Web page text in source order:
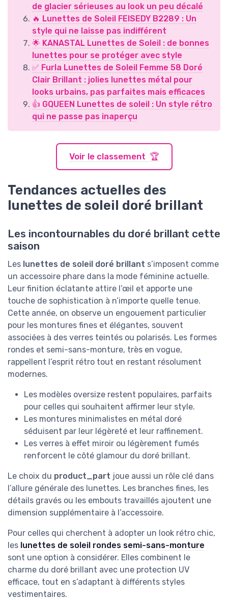
de glacier sérieuses au look un peu décalé
🔥 Lunettes de Soleil FEISEDY B2289 : Un
style qui ne laisse pas indifférent
🌟 KANASTAL Lunettes de Soleil : de bonnes
lunettes pour se protéger avec style
✅ Furla Lunettes de Soleil Femme 58 Doré
Clair Brillant : jolies lunettes métal pour
looks urbains, pas parfaites mais efficaces
👍 GQUEEN Lunettes de soleil : Un style rétro
qui ne passe pas inaperçu
Voir le classement 🏆
Tendances actuelles des
lunettes de soleil doré brillant
Les incontournables du doré brillant cette
saison
Les lunettes de soleil doré brillant s’imposent comme
un accessoire phare dans la mode féminine actuelle.
Leur finition éclatante attire l’œil et apporte une
touche de sophistication à n’importe quelle tenue.
Cette année, on observe un engouement particulier
pour les montures fines et élégantes, souvent
associées à des verres teintés ou polarisés. Les formes
rondes et semi-sans-monture, très en vogue,
rappellent l’esprit rétro tout en restant résolument
modernes.
Les modèles oversize restent populaires, parfaits
pour celles qui souhaitent affirmer leur style.
Les montures minimalistes en métal doré
séduisent par leur légèreté et leur raffinement.
Les verres à effet miroir ou légèrement fumés
renforcent le côté glamour du doré brillant.
Le choix du product_part joue aussi un rôle clé dans
l’allure générale des lunettes. Les branches fines, les
détails gravés ou les embouts travaillés ajoutent une
dimension supplémentaire à l’accessoire.
Pour celles qui cherchent à adopter un look rétro chic,
les lunettes de soleil rondes semi-sans-monture
sont une option à considérer. Elles combinent le
charme du doré brillant avec une protection UV
efficace, tout en s’adaptant à différents styles
vestimentaires.